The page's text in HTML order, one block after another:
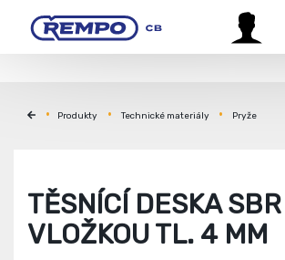
Produkty Technické materiály Pryže
TĚSNÍCÍ DESKA
VLOŽKOU TL. 4 MM